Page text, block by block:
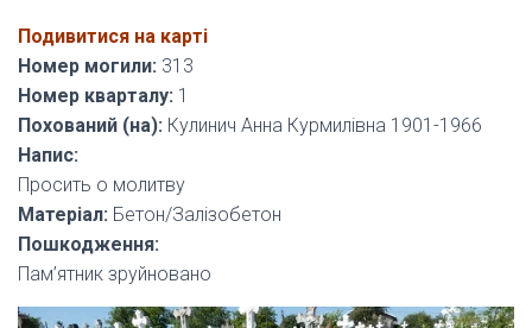
Подивитися на карті
Номер могили: 313
Номер кварталу: 1
Похований (на): Кулинич Анна Курмилівна 1901-1966
Напис:
Просить о молитву
Матеріал: Бетон/Залізобетон
Пошкодження:
Пам’ятник зруйновано